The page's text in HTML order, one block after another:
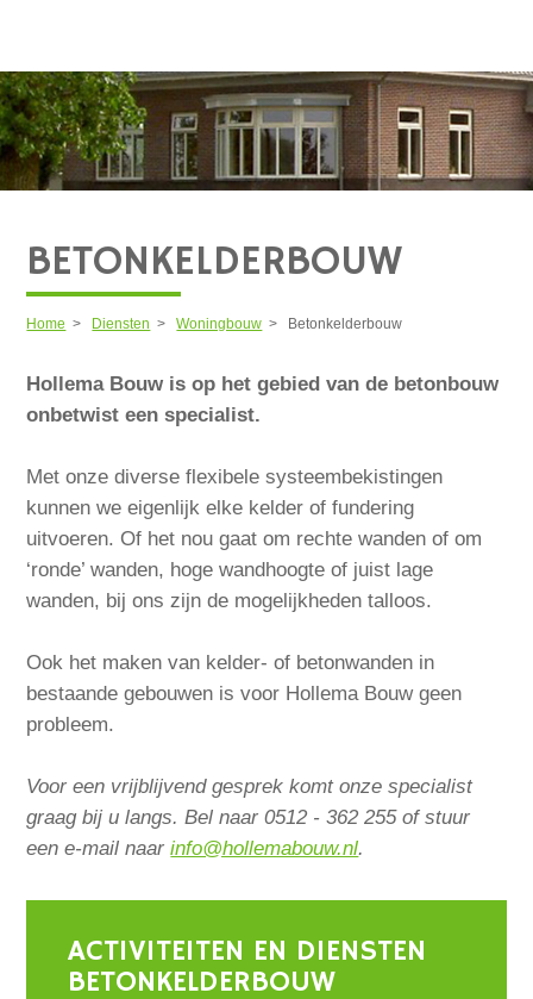
BETONKELDERBOUW
Home > Diensten > Woningbouw > Betonkelderbouw
Hollema Bouw is op het gebied van de betonbouw
onbetwist een specialist.
Met onze diverse flexibele systeembekistingen
kunnen we eigenlijk elke kelder of fundering
uitvoeren. Of het nou gaat om rechte wanden of om
‘ronde’ wanden, hoge wandhoogte of juist lage
wanden, bij ons zijn de mogelijkheden talloos.
Ook het maken van kelder- of betonwanden in
bestaande gebouwen is voor Hollema Bouw geen
probleem.
Voor een vrijblijvend gesprek komt onze specialist
graag bij u langs. Bel naar 0512 - 362 255 of stuur
een e-mail naarinfo@hollemabouw.nl.
ACTIVITEITEN EN DIENSTEN
BETONKELDERBOUW